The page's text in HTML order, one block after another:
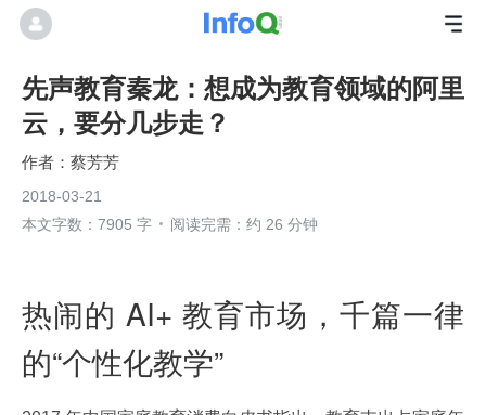
先声教育秦龙：想成为教育领域的阿里
云，要分几步走？
蔡芳芳
2018-03-21
本文字数：7905 字
阅读完需：约 26 分钟
热闹的 AI+ 教育市场，千篇一律
的“个性化教学”